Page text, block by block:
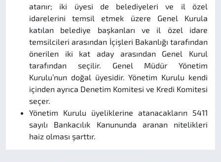
atanır; iki üyesi de belediyeleri ve il özel
idarelerini temsil etmek üzere Genel Kurula
katılan belediye başkanları ve il özel idare
temsilcileri arasından İçişleri Bakanlığı tarafından
önerilen iki kat aday arasından Genel Kurul
tarafından seçilir. Genel Müdür Yönetim
Kurulu’nun doğal üyesidir. Yönetim Kurulu kendi
içinden ayrıca Denetim Komitesi ve Kredi Komitesi
seçer.
Yönetim Kurulu üyeliklerine atanacakların 5411
sayılı Bankacılık Kanununda aranan nitelikleri
haiz olması şarttır.